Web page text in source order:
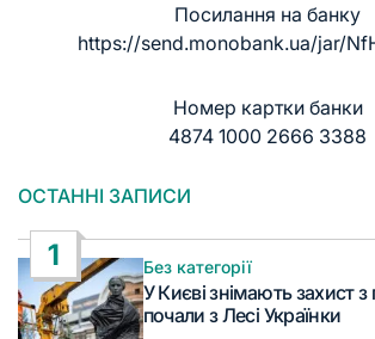
Посилання на банку
https://send.monobank.ua/jar/
Номер картки банки
4874 1000 2666 3388
ОСТАННІ ЗАПИСИ
1
Опублікувати
у
Без категорії
У Києві знімають захист з
почали з Лесі Українки